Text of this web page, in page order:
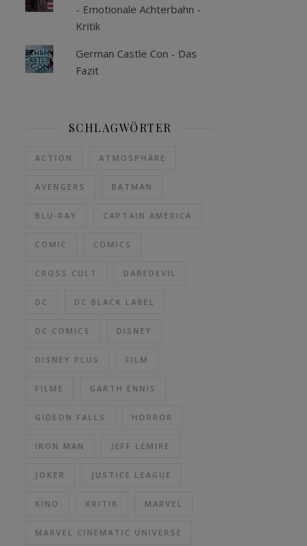
- Emotionale Achterbahn -
Kritik
German Castle Con - Das
Fazit
SCHLAGWÖRTER
ACTION ATMOSPHÄRE
AVENGERS BATMAN
BLU-RAY CAPTAIN AMERICA
COMIC COMICS
CROSS CULT DAREDEVIL
DC DC BLACK LABEL
DC COMICS DISNEY
DISNEY PLUS FILM
FILME GARTH ENNIS
GIDEON FALLS HORROR
IRON MAN JEFF LEMIRE
JOKER JUSTICE LEAGUE
KINO KRITIK MARVEL
MARVEL CINEMATIC UNIVERSE